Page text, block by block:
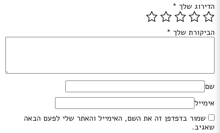
הדירוג שלך *
הביקורת שלך *
שם
אימייל
שמור בדפדפן זה את השם, האימייל והאתר שלי לפעם הבאה
שאגיב.